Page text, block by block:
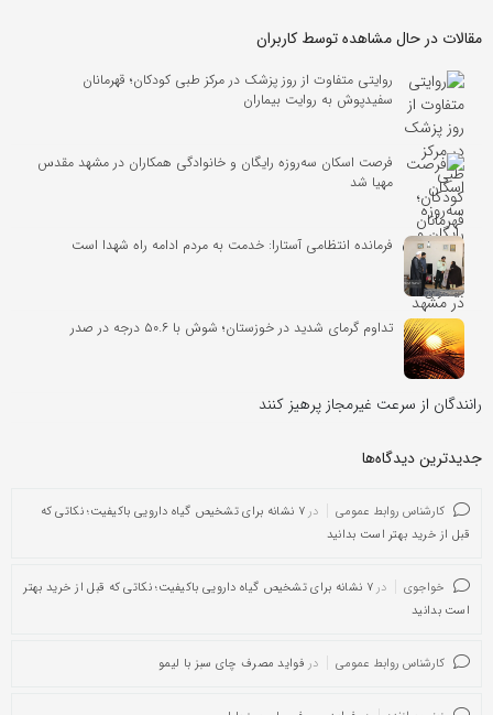
مقالات در حال مشاهده توسط کاربران
روایتی متفاوت از روز پزشک در مرکز طبی کودکان؛ قهرمانان
سفیدپوش به روایت بیماران
فرصت اسکان سه‌روزه رایگان و خانوادگی همکاران در مشهد مقدس
مهیا شد
فرمانده انتظامی آستارا: خدمت به مردم ادامه راه شهدا است
تداوم گرمای شدید در خوزستان؛ شوش با ۵۰.۶ درجه در صدر
رانندگان از سرعت غیرمجاز پرهیز کنند
جدیدترین دیدگاه‌‌ها
کارشناس روابط عمومی در
۷ نشانه برای تشخیص گیاه دارویی باکیفیت؛ نکاتی که
قبل از خرید بهتر است بدانید
خواجوی در
۷ نشانه برای تشخیص گیاه دارویی باکیفیت؛ نکاتی که قبل از خرید بهتر
است بدانید
کارشناس روابط عمومی در فواید مصرف چای سبز با لیمو